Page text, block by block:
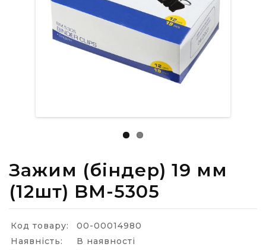
Зажим (біндер) 19 мм
(12шт) BM-5305
Код товару:
00-00014980
Наявність:
В наявності